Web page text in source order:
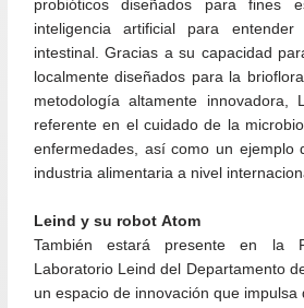
probióticos diseñados para fines
inteligencia artificial para
intestinal. Gracias a su capacidad
localmente diseñados para la
metodología altamente innovadora,
referente en el cuidado de la
enfermedades, así como un ejemplo
industria alimentaria a nivel
Leind y su robot Atom
También estará presente en la
Laboratorio Leind del Departamento
un espacio de innovación que